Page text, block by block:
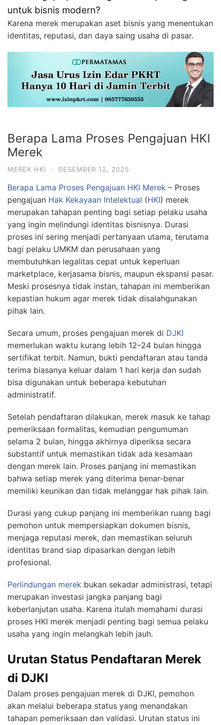
untuk bisnis modern?
Karena merek merupakan aset bisnis yang menentukan
identitas, reputasi, dan daya saing usaha di pasar.
Berapa Lama Proses Pengajuan HKI
Merek
MEREK HKI · DESEMBER 12, 2025
Berapa Lama Proses Pengajuan HKI Merek – Proses
pengajuan Hak Kekayaan Intelektual (HKI) merek
merupakan tahapan penting bagi setiap pelaku usaha
yang ingin melindungi identitas bisnisnya. Durasi
proses ini sering menjadi pertanyaan utama, terutama
bagi pelaku UMKM dan perusahaan yang
membutuhkan legalitas cepat untuk keperluan
marketplace, kerjasama bisnis, maupun ekspansi pasar.
Meski prosesnya tidak instan, tahapan ini memberikan
kepastian hukum agar merek tidak disalahgunakan
pihak lain.
Secara umum, proses pengajuan merek di DJKI
memerlukan waktu kurang lebih 12–24 bulan hingga
sertifikat terbit. Namun, bukti pendaftaran atau tanda
terima biasanya keluar dalam 1 hari kerja dan sudah
bisa digunakan untuk beberapa kebutuhan
administratif.
Setelah pendaftaran dilakukan, merek masuk ke tahap
pemeriksaan formalitas, kemudian pengumuman
selama 2 bulan, hingga akhirnya diperiksa secara
substantif untuk memastikan tidak ada kesamaan
dengan merek lain. Proses panjang ini memastikan
bahwa setiap merek yang diterima benar-benar
memiliki keunikan dan tidak melanggar hak pihak lain.
Durasi yang cukup panjang ini memberikan ruang bagi
pemohon untuk mempersiapkan dokumen bisnis,
menjaga reputasi merek, dan memastikan seluruh
identitas brand siap dipasarkan dengan lebih
profesional.
Perlindungan merek bukan sekadar administrasi, tetapi
merupakan investasi jangka panjang bagi
keberlanjutan usaha. Karena itulah memahami durasi
proses HKI merek menjadi penting bagi semua pelaku
usaha yang ingin melangkah lebih jauh.
Urutan Status Pendaftaran Merek
di DJKI
Dalam proses pengajuan merek di DJKI, pemohon
akan melalui beberapa status yang menandakan
tahapan pemeriksaan dan validasi. Urutan status ini